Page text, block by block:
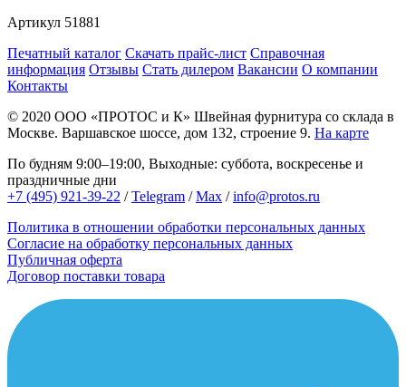
Артикул 51881
Печатный каталог Скачать прайс-лист Справочная
информация Отзывы Стать дилером Вакансии О компании
Контакты
© 2020 ООО «ПРОТОС и К» Швейная фурнитура со склада в
Москве. Варшавское шоссе, дом 132, строение 9. На карте
По будням 9:00–19:00, Выходные: суббота, воскресенье и
праздничные дни
+7 (495) 921-39-22 /Telegram /Max /info@protos.ru
Политика в отношении обработки персональных данных
Согласие на обработку персональных данных
Публичная оферта
Договор поставки товара